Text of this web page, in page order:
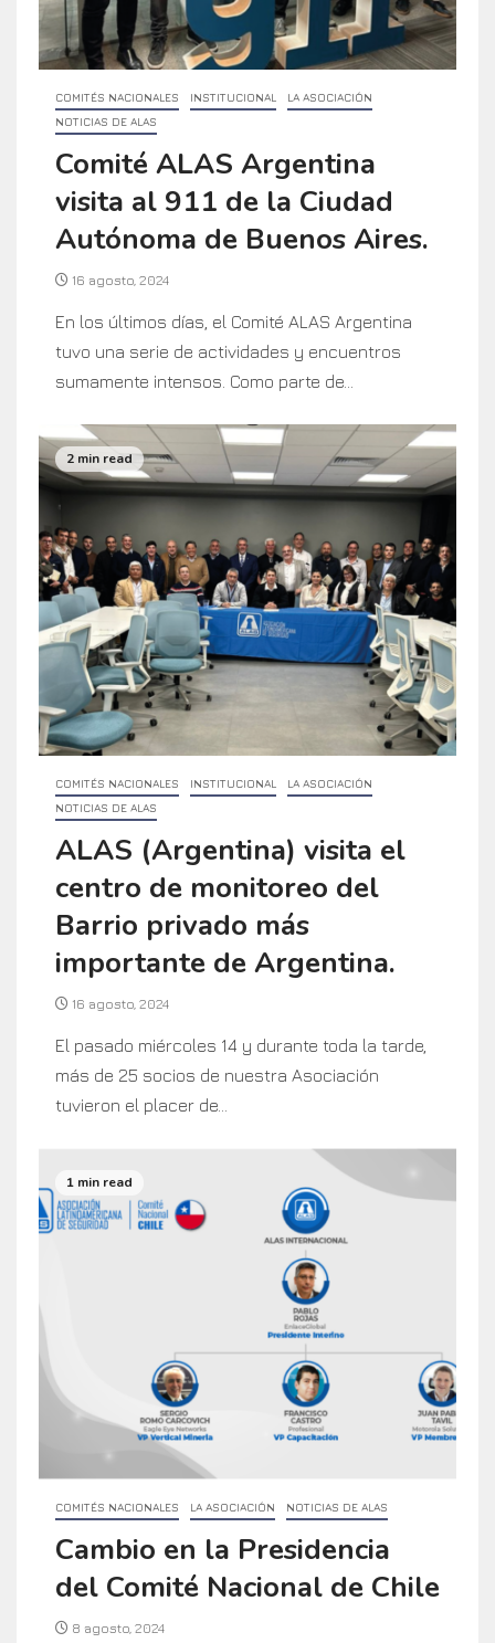
COMITÉS NACIONALES INSTITUCIONAL
LA ASOCIACIÓN
NOTICIAS DE ALAS
Comité ALAS Argentina
visita al 911 de la Ciudad
Autónoma de Buenos Aires.
16 agosto, 2024
En los últimos días, el Comité ALAS Argentina
tuvo una serie de actividades y encuentros
sumamente intensos. Como parte de...
2 min read
COMITÉS NACIONALES INSTITUCIONAL
LA ASOCIACIÓN
NOTICIAS DE ALAS
ALAS (Argentina) visita el
centro de monitoreo del
Barrio privado más
importante de Argentina.
16 agosto, 2024
El pasado miércoles 14 y durante toda la tarde,
más de 25 socios de nuestra Asociación
tuvieron el placer de...
1 min read
COMITÉS NACIONALES LA ASOCIACIÓN NOTICIAS DE ALAS
Cambio en la Presidencia
del Comité Nacional de Chile
8 agosto, 2024